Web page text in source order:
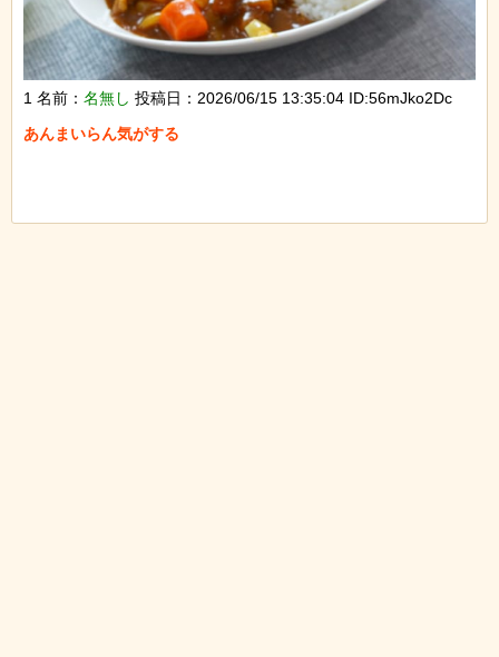
1 名前： 名無し 投稿日：2026/06/15 13:35:04 ID:56mJko2Dc
あんまいらん気がする